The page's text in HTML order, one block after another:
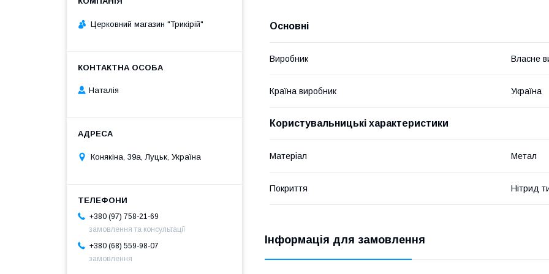
Основні
Виробник Власне
Країна виробник Україна
Користувальницькі характеристики
Матеріал Метал
Покриття Нітрид
Інформація для замовлення
Церковний магазин "Трикірій"
Наталія
Конякіна, 39а, Луцьк, Україна
+380 (97) 758-21-69
замовлення та консультації
+380 (68) 559-98-07
замовлення